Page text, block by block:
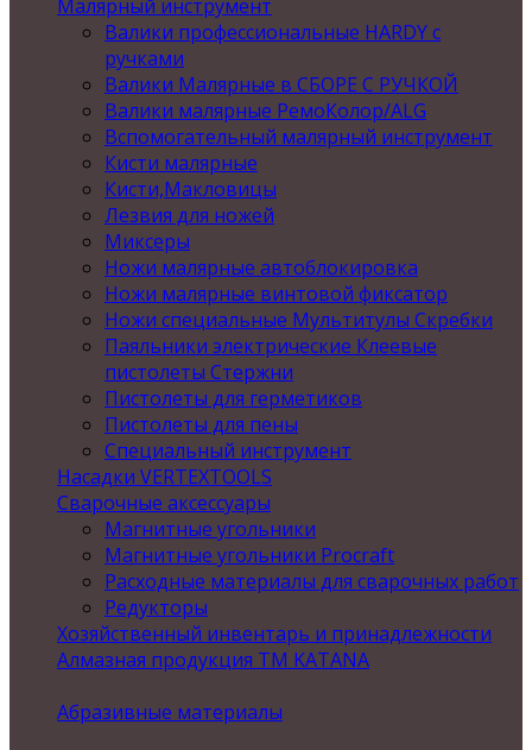
Малярный инструмент
Валики профессиональные HARDY с
ручками
Валики Малярные в СБОРЕ С РУЧКОЙ
Валики малярные РемоКолор/ALG
Вспомогательный малярный инструмент
Кисти малярные
Кисти,Макловицы
Лезвия для ножей
Миксеры
Ножи малярные автоблокировка
Ножи малярные винтовой фиксатор
Ножи специальные Мультитулы Скребки
Паяльники электрические Клеевые
пистолеты Стержни
Пистолеты для герметиков
Пистолеты для пены
Специальный инструмент
Насадки VERTEXTOOLS
Сварочные аксессуары
Магнитные угольники
Магнитные угольники Procraft
Расходные материалы для сварочных работ
Редукторы
Хозяйственный инвентарь и принадлежности
Алмазная продукция ТМ KATANA
Абразивные материалы